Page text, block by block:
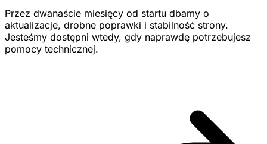
Przez dwanaście miesięcy od startu dbamy o
aktualizacje, drobne poprawki i stabilność strony.
Jesteśmy dostępni wtedy, gdy naprawdę potrzebujesz
pomocy technicznej.